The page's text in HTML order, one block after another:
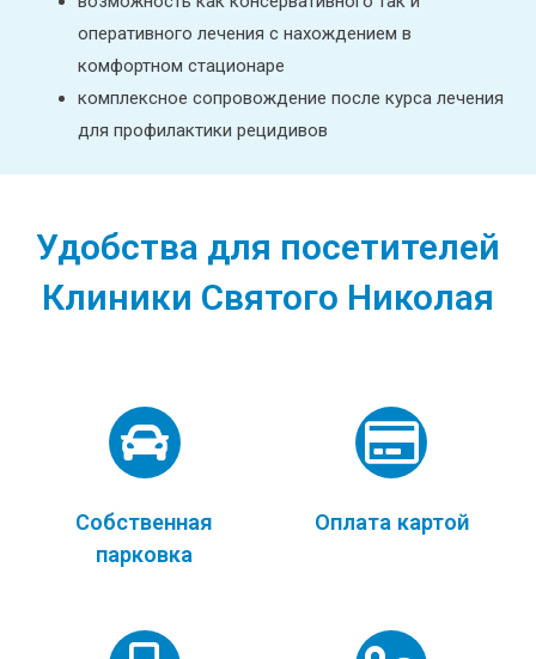
оперативного лечения с нахождением в
комфортном стационаре
комплексное сопровождение после курса лечения
для профилактики рецидивов
Удобства для посетителей
Клиники Святого Николая
Собственная
парковка
Оплата картой